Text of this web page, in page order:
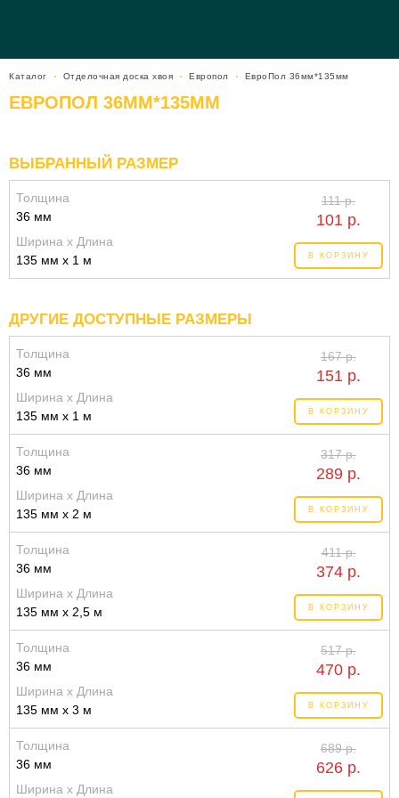
Каталог Отделочная доска хвоя Европол ЕвроПол 36мм*135мм
ЕВРОПОЛ 36ММ*135ММ
ВЫБРАННЫЙ РАЗМЕР
Толщина
36 мм
Ширина x Длина
135 мм x 1 м
111 р.
101 р.
В КОРЗИНУ
ДРУГИЕ ДОСТУПНЫЕ РАЗМЕРЫ
Толщина
36 мм
Ширина x Длина
135 мм x 1 м
167 р.
151 р.
В КОРЗИНУ
Толщина
36 мм
Ширина x Длина
135 мм x 2 м
317 р.
289 р.
В КОРЗИНУ
Толщина
36 мм
Ширина x Длина
135 мм x 2,5 м
411 р.
374 р.
В КОРЗИНУ
Толщина
36 мм
Ширина x Длина
135 мм x 3 м
517 р.
470 р.
В КОРЗИНУ
Толщина
36 мм
Ширина x Длина
689 р.
626 р.